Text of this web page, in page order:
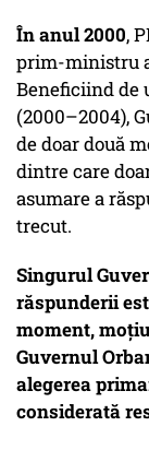
În anul 2000,
prim-ministru
Beneficiind de
(2000–2004),
de doar două
dintre care
asumare a
trecut.
Singurul
răspunderii
moment,
Guvernul
alegerea
considerată